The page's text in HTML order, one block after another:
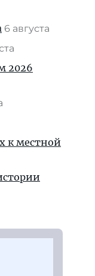
6 августа
2026
к местной